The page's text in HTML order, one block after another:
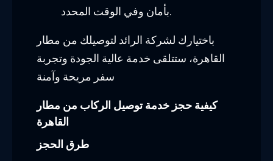
بأمان وفي الوقت المحدد.
باختيارك لشركة الرائد لتوصيلك من مطار
القاهرة، ستتلقى خدمة عالية الجودة وتجربة
سفر مريحة وآمنة
كيفية حجز خدمة توصيل الركاب من مطار
القاهرة
طرق الحجز